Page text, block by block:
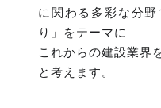
に関わる多彩な分野
り」をテーマに
これからの建設業界
と考えます。